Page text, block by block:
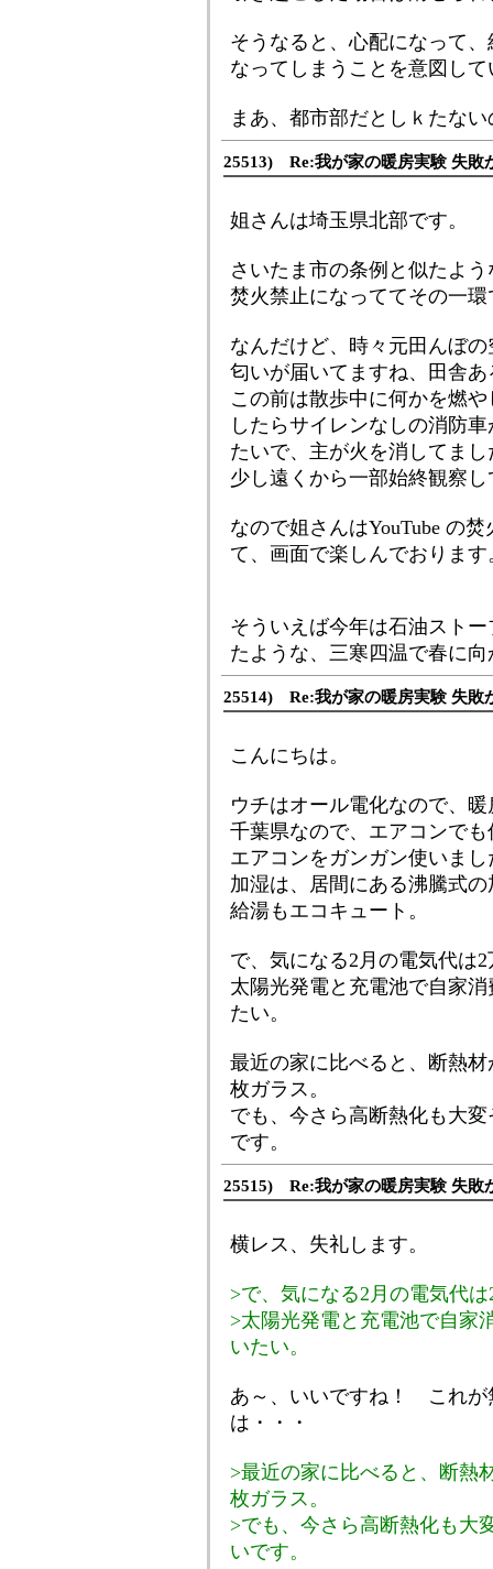
そうなると、心配になって
なってしまうことを意図し
まあ、都市部だとしｋたな
25513) Re:我が家の暖房実験 失敗
姐さんは埼玉県北部です。
さいたま市の条例と似たよ
焚火禁止になっててその一
なんだけど、時々元田んぼ
匂いが届いてますね、田舎あ
この前は散歩中に何かを燃
したらサイレンなしの消防
たいで、主が火を消してまし
少し遠くから一部始終観察
なので姐さんはYouTube の
て、画面で楽しんでおります
そういえば今年は石油スト
たような、三寒四温で春に
25514) Re:我が家の暖房実験 失敗
こんにちは。
ウチはオール電化なので、
千葉県なので、エアコンで
エアコンをガンガン使いま
加湿は、居間にある沸騰式
給湯もエコキュート。
で、気になる2月の電気代は2
太陽光発電と充電池で自家
たい。
最近の家に比べると、断熱
枚ガラス。
でも、今さら高断熱化も大
です。
25515) Re:我が家の暖房実験 失敗
横レス、失礼します。
>で、気になる2月の電気代
>太陽光発電と充電池で自家
いたい。
あ～、いいですね！ これが
は・・・
>最近の家に比べると、断熱
枚ガラス。
>でも、今さら高断熱化も大
いです。